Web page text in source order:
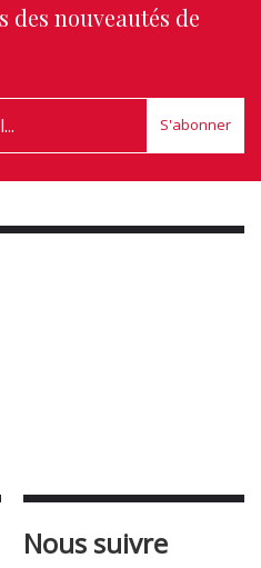
des nouveautés de
S'abonner
Nous suivre